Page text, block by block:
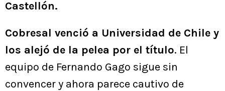
Castellón.
Cobresal venció a Universidad de Chile y
los alejó de la pelea por el título. El
equipo de Fernando Gago sigue sin
convencer y ahora parece cautivo de